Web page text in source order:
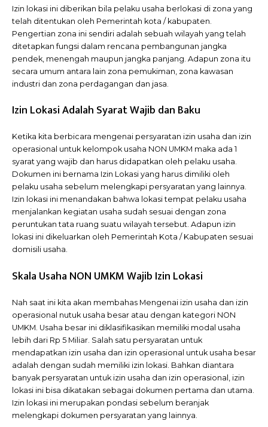
Izin lokasi ini diberikan bila pelaku usaha berlokasi di zona yang
telah ditentukan oleh Pemerintah kota / kabupaten.
Pengertian zona ini sendiri adalah sebuah wilayah yang telah
ditetapkan fungsi dalam rencana pembangunan jangka
pendek, menengah maupun jangka panjang. Adapun zona itu
secara umum antara lain zona pemukiman, zona kawasan
industri dan zona perdagangan dan jasa.
Izin Lokasi Adalah Syarat Wajib dan Baku
Ketika kita berbicara mengenai persyaratan izin usaha dan izin
operasional untuk kelompok usaha NON UMKM maka ada 1
syarat yang wajib dan harus didapatkan oleh pelaku usaha.
Dokumen ini bernama Izin Lokasi yang harus dimiliki oleh
pelaku usaha sebelum melengkapi persyaratan yang lainnya.
Izin lokasi ini menandakan bahwa lokasi tempat pelaku usaha
menjalankan kegiatan usaha sudah sesuai dengan zona
peruntukan tata ruang suatu wilayah tersebut. Adapun izin
lokasi ini dikeluarkan oleh Pemerintah Kota / Kabupaten sesuai
domisili usaha.
Skala Usaha NON UMKM Wajib Izin Lokasi
Nah saat ini kita akan membahas Mengenai izin usaha dan izin
operasional nutuk usaha besar atau dengan kategori NON
UMKM. Usaha besar ini diklasifikasikan memiliki modal usaha
lebih dari Rp 5 Miliar. Salah satu persyaratan untuk
mendapatkan izin usaha dan izin operasional untuk usaha besar
adalah dengan sudah memiliki izin lokasi. Bahkan diantara
banyak persyaratan untuk izin usaha dan izin operasional, izin
lokasi ini bisa dikatakan sebagai dokumen pertama dan utama.
Izin lokasi ini merupakan pondasi sebelum beranjak
melengkapi dokumen persyaratan yang lainnya.